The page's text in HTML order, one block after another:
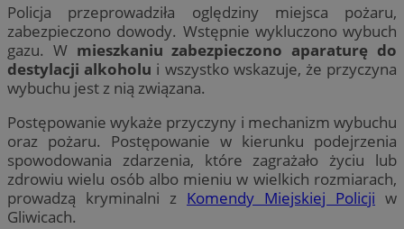
Policja przeprowadziła oględziny miejsca pożaru,
zabezpieczono dowody. Wstępnie wykluczono wybuch
gazu. Wmieszkaniu zabezpieczono aparaturę do
destylacji alkoholu i wszystko wskazuje, że przyczyna
wybuchu jest z nią związana.
Postępowanie wykaże przyczyny i mechanizm wybuchu
oraz pożaru. Postępowanie w kierunku podejrzenia
spowodowania zdarzenia, które zagrażało życiu lub
zdrowiu wielu osób albo mieniu w wielkich rozmiarach,
prowadzą kryminalni z Komendy Miejskiej Policji w
Gliwicach.